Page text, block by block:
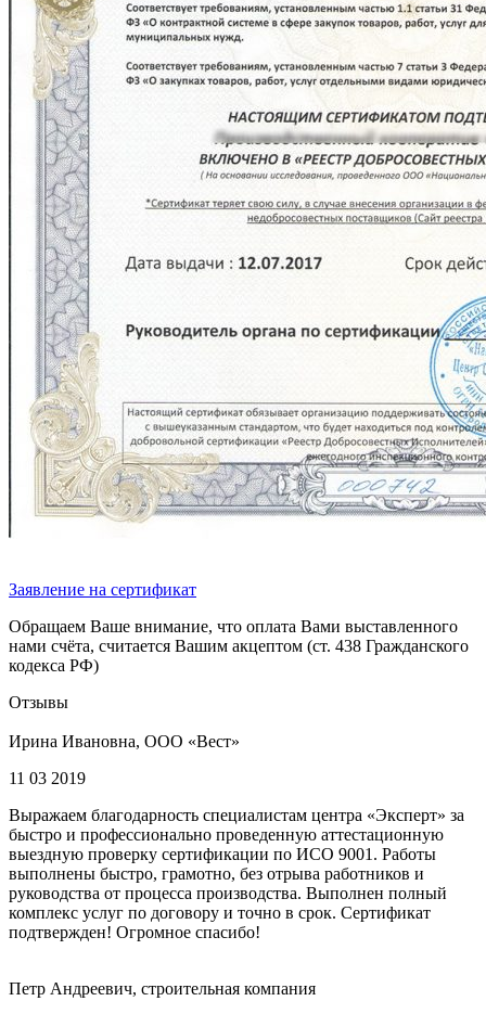
Заявление на сертификат
Обращаем Ваше внимание, что оплата Вами выставленного
нами счёта, считается Вашим акцептом (ст. 438 Гражданского
кодекса РФ)
Отзывы
Ирина Ивановна, ООО «Вест»
11 03 2019
Выражаем благодарность специалистам центра «Эксперт» за
быстро и профессионально проведенную аттестационную
выездную проверку сертификации по ИСО 9001. Работы
выполнены быстро, грамотно, без отрыва работников и
руководства от процесса производства. Выполнен полный
комплекс услуг по договору и точно в срок. Сертификат
подтвержден! Огромное спасибо!
Петр Андреевич, строительная компания